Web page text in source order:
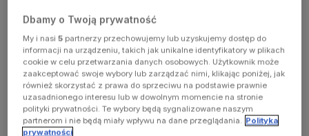
has
occurred
(see the
browser
Dbamy o Twoją prywatność
My i nasi5 partnerzy przechowujemy lub uzyskujemy dostęp do
informacji na urządzeniu, takich jak unikalne identyfikatory w plikach
cookie w celu przetwarzania danych osobowych. Użytkownik może
zaakceptować swoje wybory lub zarządzać nimi, klikając poniżej, jak
również skorzystać z prawa do sprzeciwu na podstawie prawnie
uzasadnionego interesu lub w dowolnym momencie na stronie
polityki prywatności. Te wybory będą sygnalizowane naszym
partnerom i nie będą miały wpływu na dane przeglądania. Polityka
prywatności